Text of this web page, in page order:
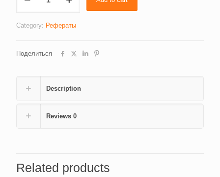
(2159-
Category: Рефераты
Поделиться
Description
Reviews 0
Related products